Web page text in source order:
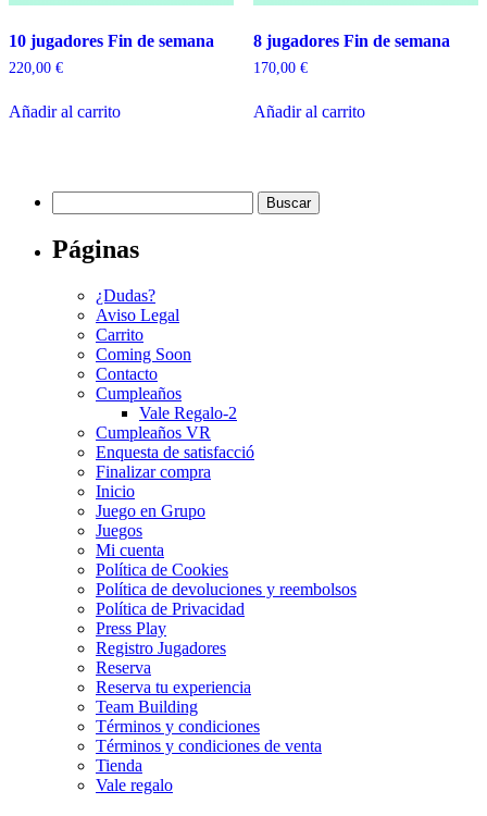
10 jugadores Fin de semana
220,00 €
Añadir al carrito
8 jugadores Fin de semana
170,00 €
Añadir al carrito
Páginas
¿Dudas?
Aviso Legal
Carrito
Coming Soon
Contacto
Cumpleaños
Vale Regalo-2
Cumpleaños VR
Enquesta de satisfacció
Finalizar compra
Inicio
Juego en Grupo
Juegos
Mi cuenta
Política de Cookies
Política de devoluciones y reembolsos
Política de Privacidad
Press Play
Registro Jugadores
Reserva
Reserva tu experiencia
Team Building
Términos y condiciones
Términos y condiciones de venta
Tienda
Vale regalo